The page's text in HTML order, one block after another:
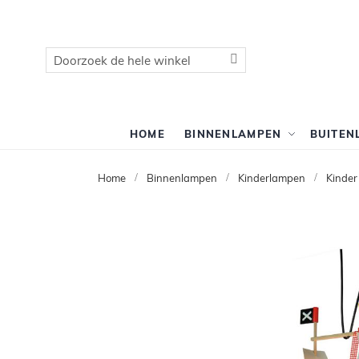
Zoek
HOME BINNENLAMPEN
Home Binnenlampen Kinderlampen